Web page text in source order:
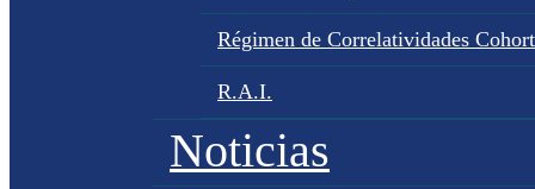
Régimen de Correlatividades
R.A.I.
Noticias